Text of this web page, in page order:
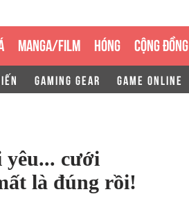
MANGA/FILM HÓNG CỘNG ĐỒNG
GAMING GEAR GAME ONLINE
cưới
là đúng rồi!